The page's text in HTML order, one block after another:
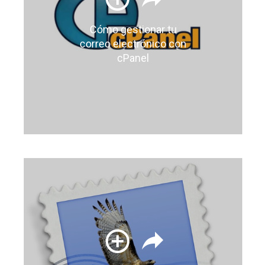
Cómo gestionar tu
correo electrónico con
cPanel